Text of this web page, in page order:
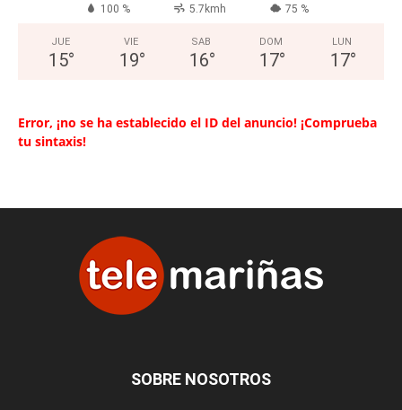
100 % 5.7kmh 75 %
JUE
15°
VIE
19°
SAB
16°
DOM
17°
LUN
17°
Error, ¡no se ha establecido el ID del anuncio! ¡Comprueba
tu sintaxis!
SOBRE NOSOTROS